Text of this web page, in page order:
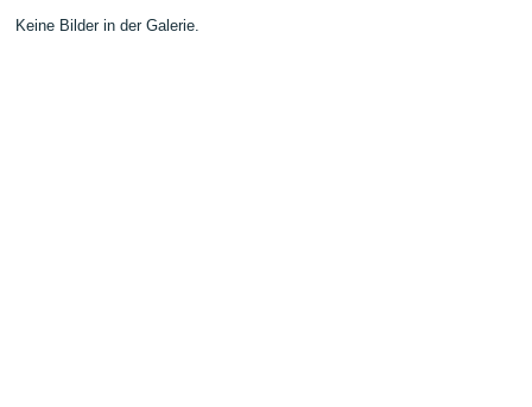
Keine Bilder in der Galerie.